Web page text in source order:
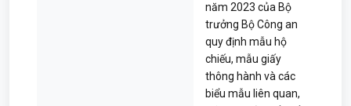
năm 2023 của Bộ
trưởng Bộ Công an
quy định mẫu hộ
chiếu, mẫu giấy
thông hành và các
biểu mẫu liên quan,